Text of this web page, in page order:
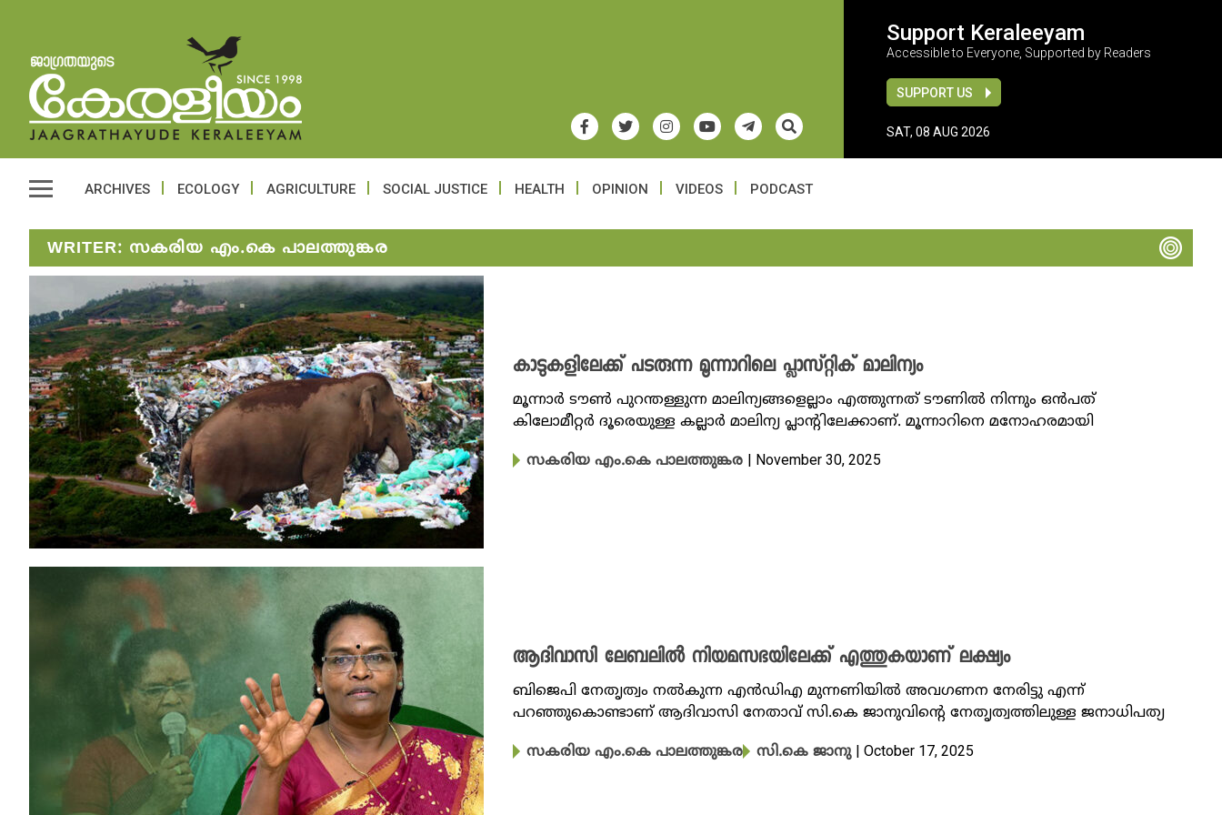
Support Keraleeyam
Accessible to Everyone, Supported by Readers
SUPPORT US
SAT, 08 AUG 2026
ARCHIVES ECOLOGY AGRICULTURE SOCIAL JUSTICE HEALTH OPINION VIDEOS PODCAST
WRITER: സകരിയ എം.കെ പാലത്തുങ്കര
കാടുകളിലേക്ക് പടരുന്ന മൂന്നാറിലെ പ്ലാസ്റ്റിക് മാലിന്യം
മൂന്നാ‍ർ ടൗൺ പുറന്തള്ളുന്ന മാലിന്യങ്ങളെല്ലാം എത്തുന്നത് ടൗണിൽ നിന്നും ഒൻപത്
കിലോമീറ്റർ ദൂരെയുള്ള കല്ലാർ മാലിന്യ പ്ലാന്റിലേക്കാണ്. മൂന്നാ‍റിനെ മനോഹരമായി
സകരിയ എം.കെ പാലത്തുങ്കര | November 30, 2025
ആദിവാസി ലേബലിൽ നിയമസഭയിലേക്ക് എത്തുകയാണ് ലക്ഷ്യം
ബിജെപി നേതൃത്വം നല്‍കുന്ന എന്‍ഡിഎ മുന്നണിയില്‍ അവഗണന നേരിട്ടു എന്ന്
പറഞ്ഞുകൊണ്ടാണ് ആദിവാസി നേതാവ് സി.കെ ജാനുവിന്റെ നേതൃത്വത്തിലുള്ള ജനാധിപത്യ
സകരിയ എം.കെ പാലത്തുങ്കര സി.കെ ജാനു | October 17, 2025